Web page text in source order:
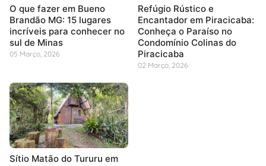
O que fazer em Bueno
Brandão MG: 15 lugares
incríveis para conhecer no
sul de Minas
05 Março, 2026
Refúgio Rústico e
Encantador em Piracicaba:
Conheça o Paraíso no
Condomínio Colinas do
Piracicaba
02 Março, 2026
Sítio Matão do Tururu em